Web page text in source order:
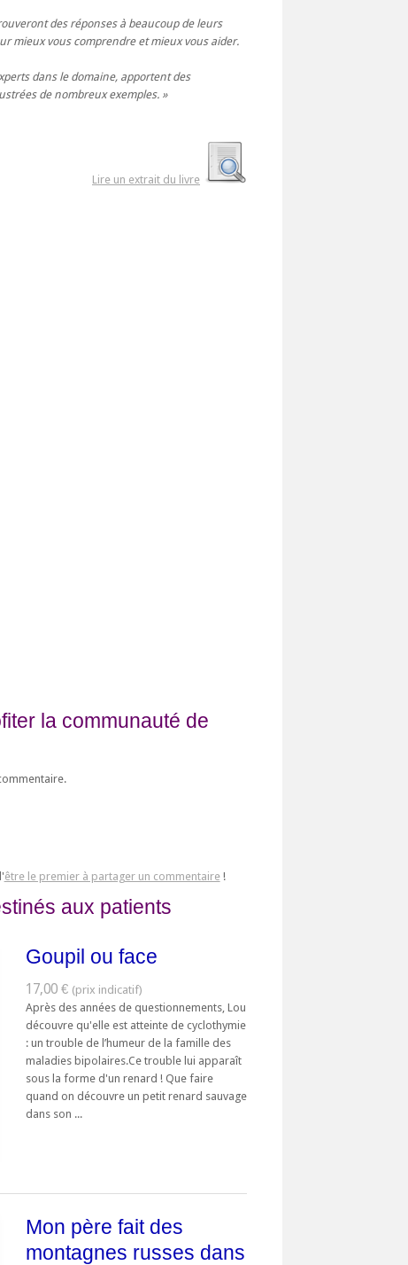
des réponses à beaucoup de leurs
mieux vous comprendre et mieux vous aider.
dans le domaine, apportent des
de nombreux exemples.
Lire un extrait du livre
la communauté de
être le premier à partager un commentaire!
aux patients
Goupil ou face
17,00 €
Après des années de questionnements, Lou
découvre qu'elle est atteinte de cyclothymie
: un trouble de l’humeur de la famille des
maladies bipolaires.Ce trouble lui apparaît
sous la forme d'un renard ! Que faire
quand on découvre un petit renard sauvage
dans son ...
Mon père fait des
montagnes russes dans